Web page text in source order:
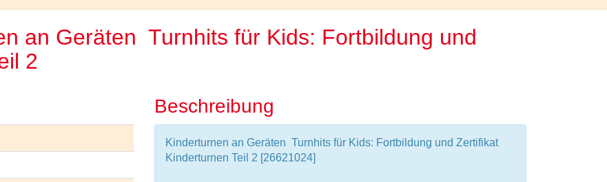
an Geräten  Turnhits für Kids: Fortbildung und
2
Beschreibung
Kinderturnen an Geräten  Turnhits für Kids: Fortbildung und Zertifikat
Kinderturnen Teil 2 [26621024]